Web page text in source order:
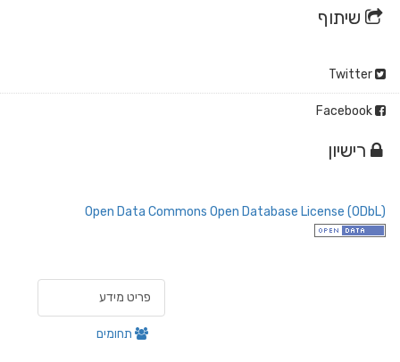
שיתוף
רישיון
Open Data Commons Open Database License (ODbL)
פריט מידע
תחומים